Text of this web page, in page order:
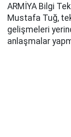
ARMİYA Bilgi
Mustafa Tuğ,
gelişmeleri
anlaşmalar